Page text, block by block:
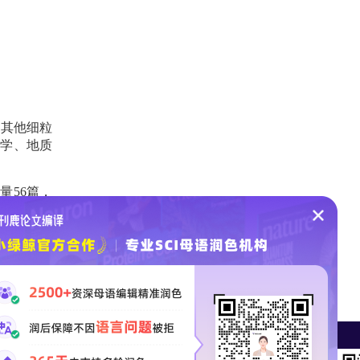
他细粒
、地质
56篇，
力的原创研究